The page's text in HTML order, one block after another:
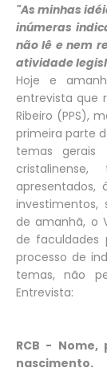
"As minhas
inúmeras
não lê e nem
atividade
Hoje e
entrevista que
Ribeiro (PPS),
primeira parte
temas gerais
investimentos,
de amanhã, o
de faculdades
processo de
temas, não
Entrevista:
RCB -
nascimento.